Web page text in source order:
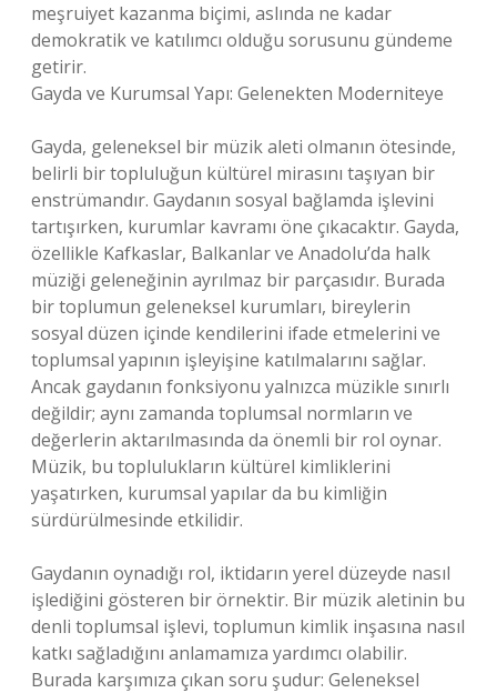
meşruiyet kazanma biçimi, aslında ne kadar
demokratik ve katılımcı olduğu sorusunu gündeme
getirir.
Gayda ve Kurumsal Yapı: Gelenekten Moderniteye
Gayda, geleneksel bir müzik aleti olmanın ötesinde,
belirli bir topluluğun kültürel mirasını taşıyan bir
enstrümandır. Gaydanın sosyal bağlamda işlevini
tartışırken, kurumlar kavramı öne çıkacaktır. Gayda,
özellikle Kafkaslar, Balkanlar ve Anadolu’da halk
müziği geleneğinin ayrılmaz bir parçasıdır. Burada
bir toplumun geleneksel kurumları, bireylerin
sosyal düzen içinde kendilerini ifade etmelerini ve
toplumsal yapının işleyişine katılmalarını sağlar.
Ancak gaydanın fonksiyonu yalnızca müzikle sınırlı
değildir; aynı zamanda toplumsal normların ve
değerlerin aktarılmasında da önemli bir rol oynar.
Müzik, bu toplulukların kültürel kimliklerini
yaşatırken, kurumsal yapılar da bu kimliğin
sürdürülmesinde etkilidir.
Gaydanın oynadığı rol, iktidarın yerel düzeyde nasıl
işlediğini gösteren bir örnektir. Bir müzik aletinin bu
denli toplumsal işlevi, toplumun kimlik inşasına nasıl
katkı sağladığını anlamamıza yardımcı olabilir.
Burada karşımıza çıkan soru şudur: Geleneksel